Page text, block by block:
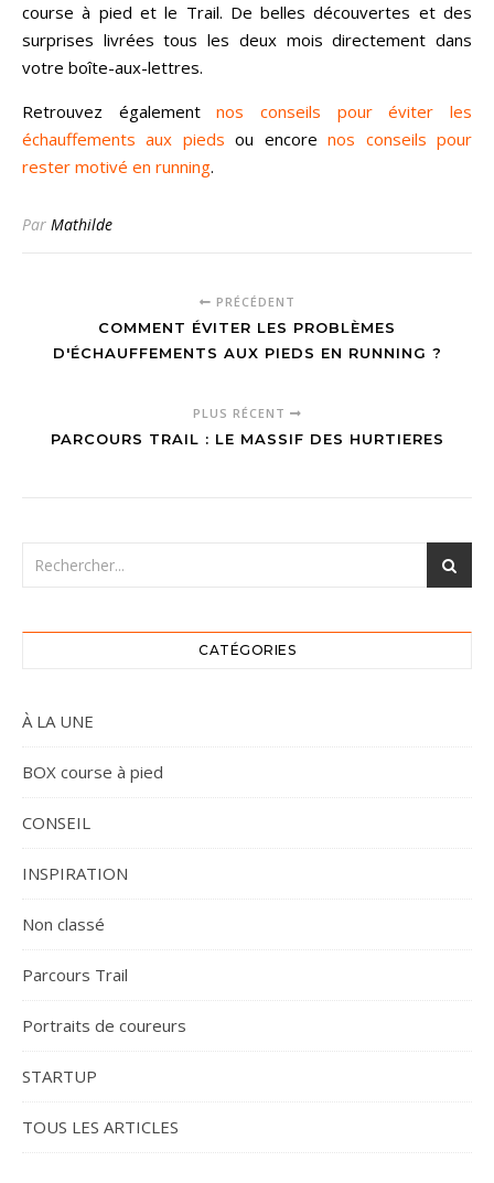
course à pied et le Trail. De belles découvertes et des
surprises livrées tous les deux mois directement dans
votre boîte-aux-lettres.
Retrouvez égalementnos conseils pour éviter les
échauffements aux pieds ou encorenos conseils pour
rester motivé en running.
Par Mathilde
PRÉCÉDENT
COMMENT ÉVITER LES PROBLÈMES
D'ÉCHAUFFEMENTS AUX PIEDS EN RUNNING ?
PLUS RÉCENT
PARCOURS TRAIL : LE MASSIF DES HURTIERES
CATÉGORIES
À LA UNE
BOX course à pied
CONSEIL
INSPIRATION
Non classé
Parcours Trail
Portraits de coureurs
STARTUP
TOUS LES ARTICLES